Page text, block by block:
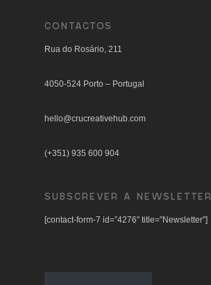
CONTACTOS
Rua do Rosário, 211
4050-524 Porto – Portugal
hello@crucreativehub.com
(+351) 935 600 904
SUBSCREVER A NEWSLETTER
[contact-form-7 id=”4276″ title=”Newsletter”]